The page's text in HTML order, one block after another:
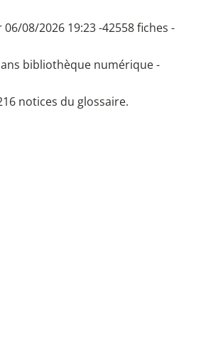
06/08/2026 19:23 -42558 fiches -
bibliothèque numérique -
notices du glossaire.